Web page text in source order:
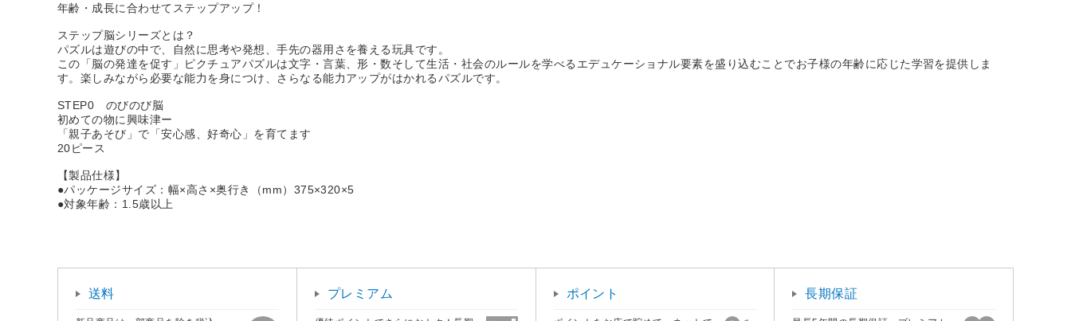
年齢・成長に合わせてステップアップ！
ステップ脳シリーズとは？
パズルは遊びの中で、自然に思考や発想、手先の器用さを養える玩具です。
この「脳の発達を促す」ピクチュアパズルは文字・言葉、形・数そして生活・社会のルールを学べるエデュケーショナル要素を盛り込むことでお子様の年齢に応じた学習を提供しま
す。楽しみながら必要な能力を身につけ、さらなる能力アップがはかれるパズルです。
STEP0 のびのび脳
初めての物に興味津ー
「親子あそび」で「安心感、好奇心」を育てます
20ピース
【製品仕様】
●パッケージサイズ：幅×高さ×奥行き（mm）375×320×5
●対象年齢：1.5歳以上
送料 プレミアム ポイント 長期保証